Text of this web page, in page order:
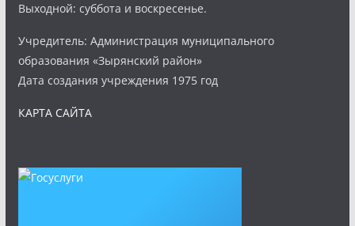
Выходной: суббота и воскресенье.
Учредитель: Администрация муниципального
образования «Зырянский район»
Дата создания учреждения 1975 год
КАРТА САЙТА